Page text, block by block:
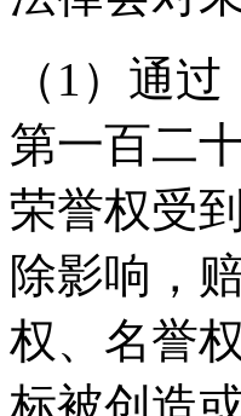
（1）通
第一百二
荣誉权受
除影响，
权、名誉
标被创造